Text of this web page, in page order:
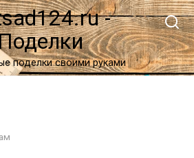
-
поделки своими руками